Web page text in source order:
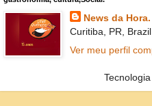
News da Hora.
Curitiba, PR, Brazil
Ver meu perfil